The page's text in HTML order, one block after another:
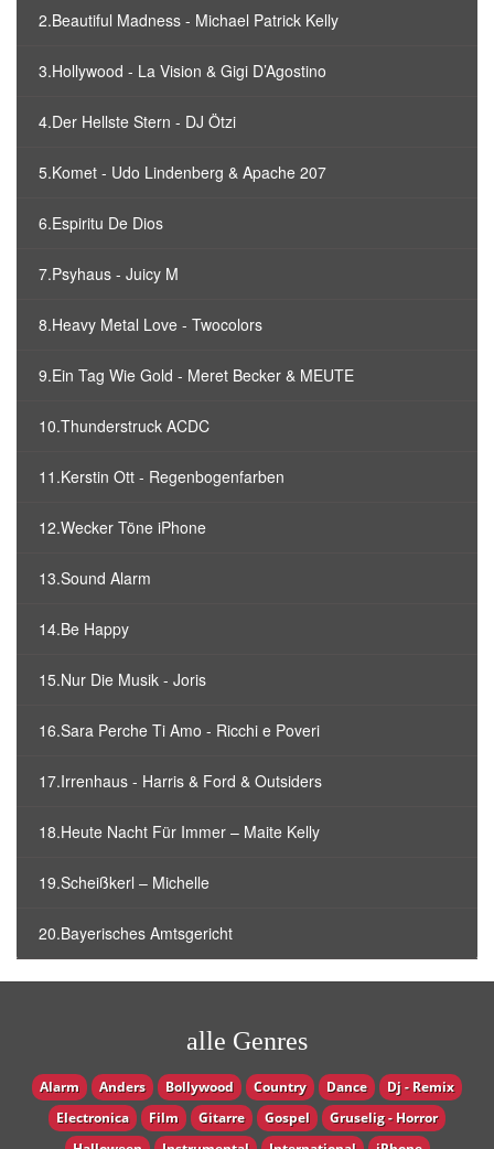
2.Beautiful Madness - Michael Patrick Kelly
3.Hollywood - La Vision & Gigi D’Agostino
4.Der Hellste Stern - DJ Ötzi
5.Komet - Udo Lindenberg & Apache 207
6.Espiritu De Dios
7.Psyhaus - Juicy M
8.Heavy Metal Love - Twocolors
9.Ein Tag Wie Gold - Meret Becker & MEUTE
10.Thunderstruck ACDC
11.Kerstin Ott - Regenbogenfarben
12.Wecker Töne iPhone
13.Sound Alarm
14.Be Happy
15.Nur Die Musik - Joris
16.Sara Perche Ti Amo - Ricchi e Poveri
17.Irrenhaus - Harris & Ford & Outsiders
18.Heute Nacht Für Immer – Maite Kelly
19.Scheißkerl – Michelle
20.Bayerisches Amtsgericht
alle Genres
Alarm Anders Bollywood Country Dance
Dj - Remix
Electronica
Film Gitarre Gospel
Gruselig - Horror